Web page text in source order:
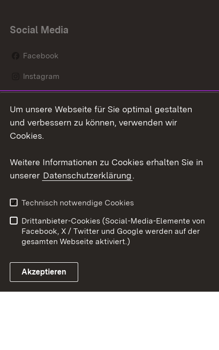
Social Media
Facebook
Instagram
Mastodon
Youtube
Link zum Landesportal
Kontakt
Datenschutz
Barrierefreiheit
Impressum Cookies
Um unsere Webseite für Sie optimal gestalten
und verbessern zu können, verwenden wir
Cookies.
Weitere Informationen zu Cookies erhalten Sie in
unserer Datenschutzerklärung.
Technisch notwendige Cookies
Drittanbieter-Cookies (Social-Media-Elemente von
Facebook, X / Twitter und Google werden auf der
gesamten Webseite aktiviert.)
Akzeptieren